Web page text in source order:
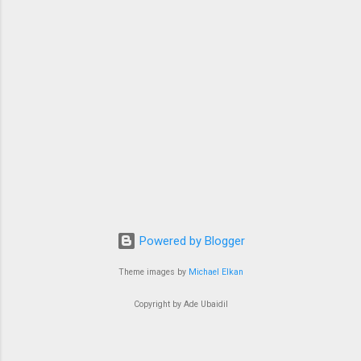
Powered by Blogger
Theme images by Michael Elkan
Copyright by Ade Ubaidil